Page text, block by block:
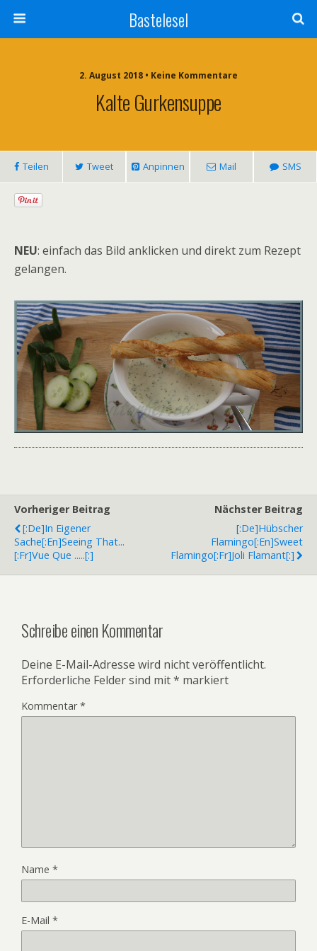
Bastelesel
2. August 2018 • Keine Kommentare
Kalte Gurkensuppe
Teilen Tweet Anpinnen Mail SMS
NEU: einfach das Bild anklicken und direkt zum Rezept
gelangen.
Vorheriger Beitrag
[:de]In Eigener
Sache[:en]Seeing That...
[:fr]Vue Que .....[:]
Nächster Beitrag
[:de]Hübscher
Flamingo[:en]Sweet
Flamingo[:fr]Joli Flamant[:]
Schreibe einen Kommentar
Deine E-Mail-Adresse wird nicht veröffentlicht.
Erforderliche Felder sind mit* markiert
Kommentar*
Name *
E-Mail *